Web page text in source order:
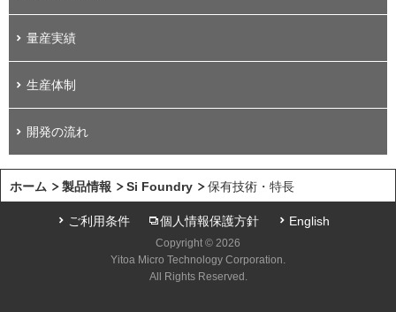
量産実績
生産体制
開発の流れ
ホーム 製品情報 Si Foundry 保有技術・特長
ご利用条件 個人情報保護方針 English
Copyright © 2026
Yitoa Micro Technology Corporation.
All Rights Reserved.